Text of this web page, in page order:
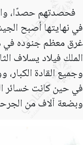
فحصدتهم حصدًا،
في نهايتها أصبح
غرق معظم جنوده في
الملك فيلاد يسلاف
وجميع القادة
في حين كانت خسائر
وبضعة آلاف من